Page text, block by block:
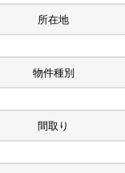
所在地
物件種別
間取り